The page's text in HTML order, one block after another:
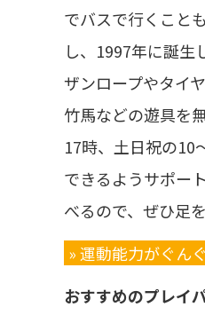
でバスで行くこと
し、1997年に誕
ザンロープやタイ
竹馬などの遊具を
17時、土日祝の10
できるようサポー
べるので、ぜひ足
» 運動能力がぐん
おすすめのプレイ